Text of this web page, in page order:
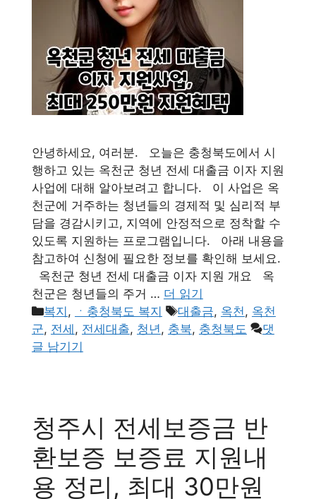
안녕하세요, 여러분. 오늘은 충청북도에서 시
행하고 있는 옥천군 청년 전세 대출금 이자 지원
사업에 대해 알아보려고 합니다. 이 사업은 옥
천군에 거주하는 청년들의 경제적 및 심리적 부
담을 경감시키고, 지역에 안정적으로 정착할 수
있도록 지원하는 프로그램입니다. 아래 내용을
참고하여 신청에 필요한 정보를 확인해 보세요.
옥천군 청년 전세 대출금 이자 지원 개요 옥
천군은 청년들의 주거 … 더 읽기
카
테
고
복지 , ㆍ충청북도 복지
태
그
대출금, 옥천, 옥천
군, 전세 , 전세대출, 청년, 충북, 충청북도
댓
글 남기기
청주시 전세보증금 반
환보증 보증료 지원내
용 정리, 최대 30만원